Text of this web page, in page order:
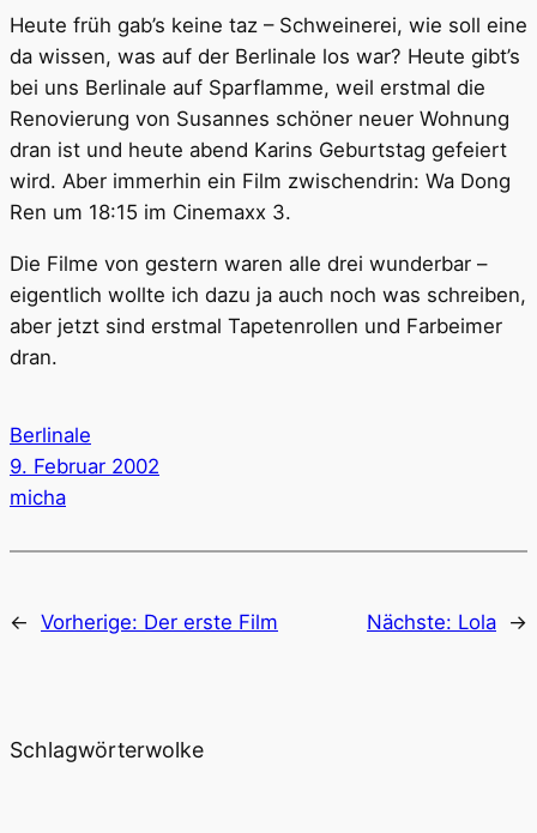
Heute früh gab’s keine taz – Schweinerei, wie soll eine
da wissen, was auf der Berlinale los war? Heute gibt’s
bei uns Berlinale auf Sparflamme, weil erstmal die
Renovierung von Susannes schöner neuer Wohnung
dran ist und heute abend Karins Geburtstag gefeiert
wird. Aber immerhin ein Film zwischendrin: Wa Dong
Ren um 18:15 im Cinemaxx 3.
Die Filme von gestern waren alle drei wunderbar –
eigentlich wollte ich dazu ja auch noch was schreiben,
aber jetzt sind erstmal Tapetenrollen und Farbeimer
dran.
Berlinale
9. Februar 2002
micha
← Vorherige: Der erste Film Nächste: Lola →
Schlagwörterwolke